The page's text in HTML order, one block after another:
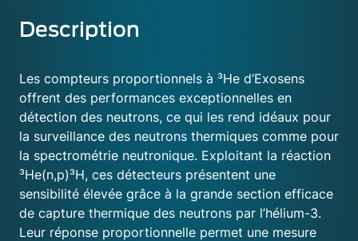
Description
Les compteurs proportionnels à ³He d’Exosens
offrent des performances exceptionnelles en
détection des neutrons, ce qui les rend idéaux pour
la surveillance des neutrons thermiques comme pour
la spectrométrie neutronique. Exploitant la réaction
³He(n,p)³H, ces détecteurs présentent une
sensibilité élevée grâce à la grande section efficace
de capture thermique des neutrons par l’hélium-3.
Leur réponse proportionnelle permet une mesure